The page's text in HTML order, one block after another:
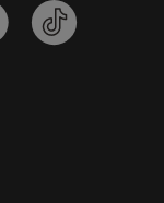
tiktok